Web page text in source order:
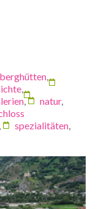
berghütten,
,
, natur,
, spezialitäten,